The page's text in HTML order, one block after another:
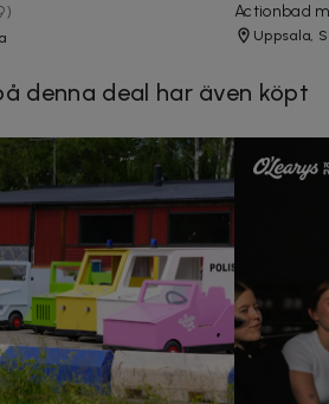
) Actionbad
Uppsala,
denna deal har även köpt